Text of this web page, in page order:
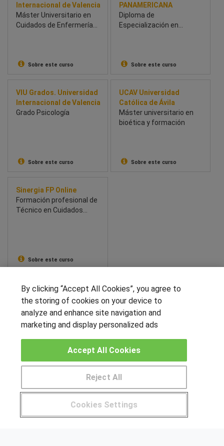
Internacional de Valencia
Máster Universitario en
Cuidados de Enfermería
Sobre este curso
PANAMERICANA
Diploma de
Especialización en
Sobre este curso
VIU Grados. Universidad
Internacional de Valencia
Grado Psicología
Sobre este curso
UCAV Universidad
Católica de Ávila
Máster universitario en
bioética y formación
Sobre este curso
Sinergia FP Online
Formación profesional de
Técnico en Cuidados
Sobre este curso
Pide más información al centro
¿Tienes alguna duda? 900 264 357
SÍGUENOS EN LAS REDES
Muro de los idiomas
Hablemos de empleo
CENTROS DE FORMACIÓN
By clicking “Accept All Cookies”, you agree to
the storing of cookies on your device to
analyze and enhance site navigation and
marketing and display personalized ads
Cookies Settings
Reject All
Accept All Cookies